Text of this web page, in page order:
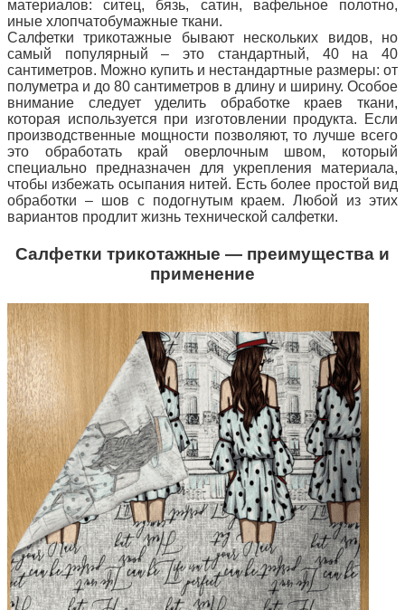
материалов: ситец, бязь, сатин, вафельное полотно,
иные хлопчатобумажные ткани.
Салфетки трикотажные бывают нескольких видов, но
самый популярный – это стандартный, 40 на 40
сантиметров. Можно купить и нестандартные размеры: от
полуметра и до 80 сантиметров в длину и ширину. Особое
внимание следует уделить обработке краев ткани,
которая используется при изготовлении продукта. Если
производственные мощности позволяют, то лучше всего
это обработать край оверлочным швом, который
специально предназначен для укрепления материала,
чтобы избежать осыпания нитей. Есть более простой вид
обработки – шов с подогнутым краем. Любой из этих
вариантов продлит жизнь технической салфетки.
Салфетки трикотажные — преимущества и
применение